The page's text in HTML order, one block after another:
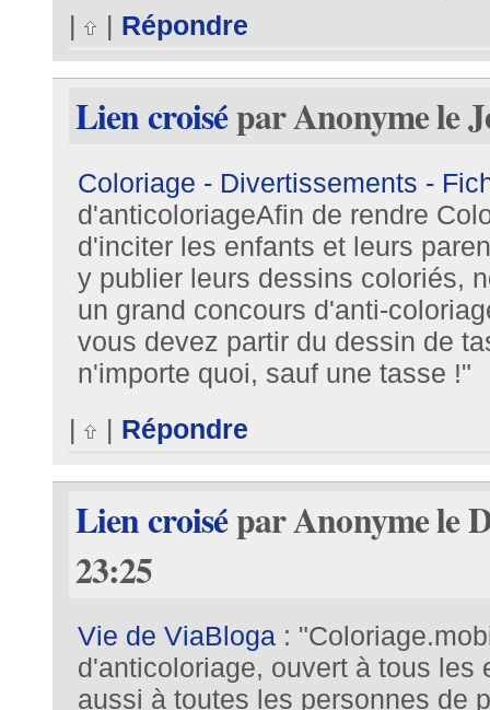
|
| Répondre
Lien croisépar Anonyme le
Coloriage - Divertissements -
d'anticoloriageAfin de rendre
d'inciter les enfants et leurs
y publier leurs dessins coloriés,
un grand concours d'anti-
vous devez partir du dessin de
n'importe quoi, sauf une tasse !"
|
| Répondre
Lien croisépar Anonyme le
23:25
Vie de ViaBloga:
d'anticoloriage, ouvert à tous les
aussi à toutes les personnes de